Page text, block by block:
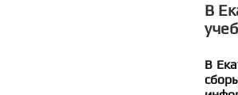
В
В